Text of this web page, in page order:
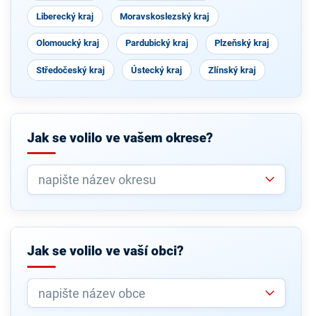
Liberecký kraj Moravskoslezský kraj
Olomoucký kraj Pardubický kraj Plzeňský kraj
Středočeský kraj Ústecký kraj Zlínský kraj
Jak se volilo ve vašem okrese?
Jak se volilo ve vaší obci?